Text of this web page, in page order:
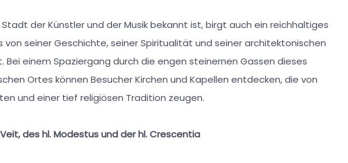
Stadt der Künstler und der Musik bekannt ist, birgt auch ein reichhaltiges
von seiner Geschichte, seiner Spiritualität und seiner architektonischen
Bei einem Spaziergang durch die engen steinernen Gassen dieses
Ortes können Besucher Kirchen und Kapellen entdecken, die von
und einer tief religiösen Tradition zeugen.
des hl. Modestus und der hl. Crescentia